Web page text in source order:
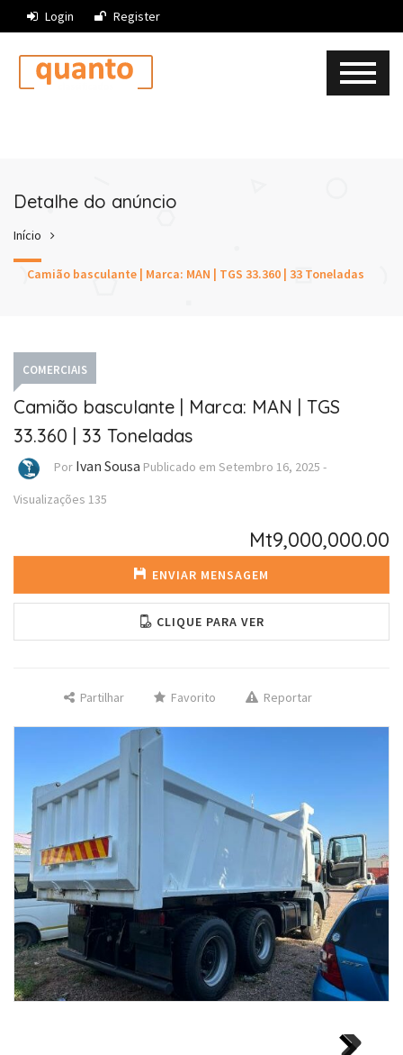
Login Register
Detalhe do anúncio
Início
Camião basculante | Marca: MAN | TGS 33.360 | 33 Toneladas
COMERCIAIS
Camião basculante | Marca: MAN | TGS
33.360 | 33 Toneladas
Por Ivan Sousa Publicado em Setembro 16, 2025 -
Visualizações 135
Mt9,000,000.00
ENVIAR MENSAGEM
CLIQUE PARA VER
Partilhar Favorito Reportar